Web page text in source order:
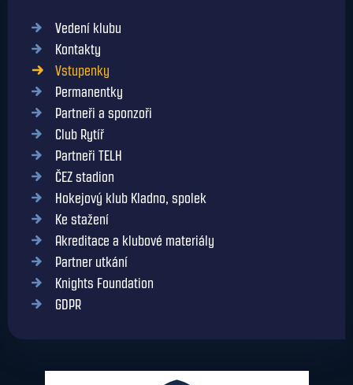
Vedení klubu
Kontakty
Vstupenky
Permanentky
Partneři a sponzoři
Club Rytíř
Partneři TELH
ČEZ stadion
Hokejový klub Kladno, spolek
Ke stažení
Akreditace a klubové materiály
Partner utkání
Knights Foundation
GDPR